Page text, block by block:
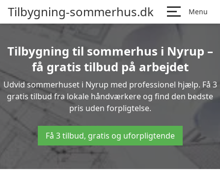
Tilbygning-sommerhus.dk Menu
Tilbygning til sommerhus i Nyrup –
få gratis tilbud på arbejdet
Udvid sommerhuset i Nyrup med professionel hjælp. Få 3
gratis tilbud fra lokale håndværkere og find den bedste
pris uden forpligtelse.
Få 3 tilbud, gratis og uforpligtende